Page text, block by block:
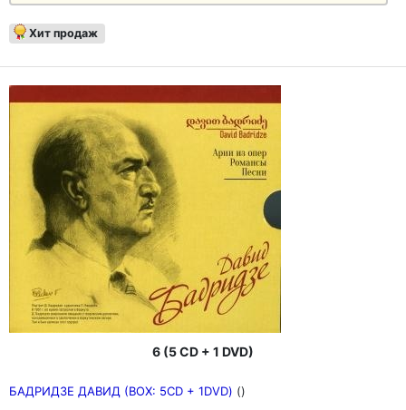
Хит продаж
6 (5 CD + 1 DVD)
БАДРИДЗЕ ДАВИД (BOX: 5CD + 1DVD) ()